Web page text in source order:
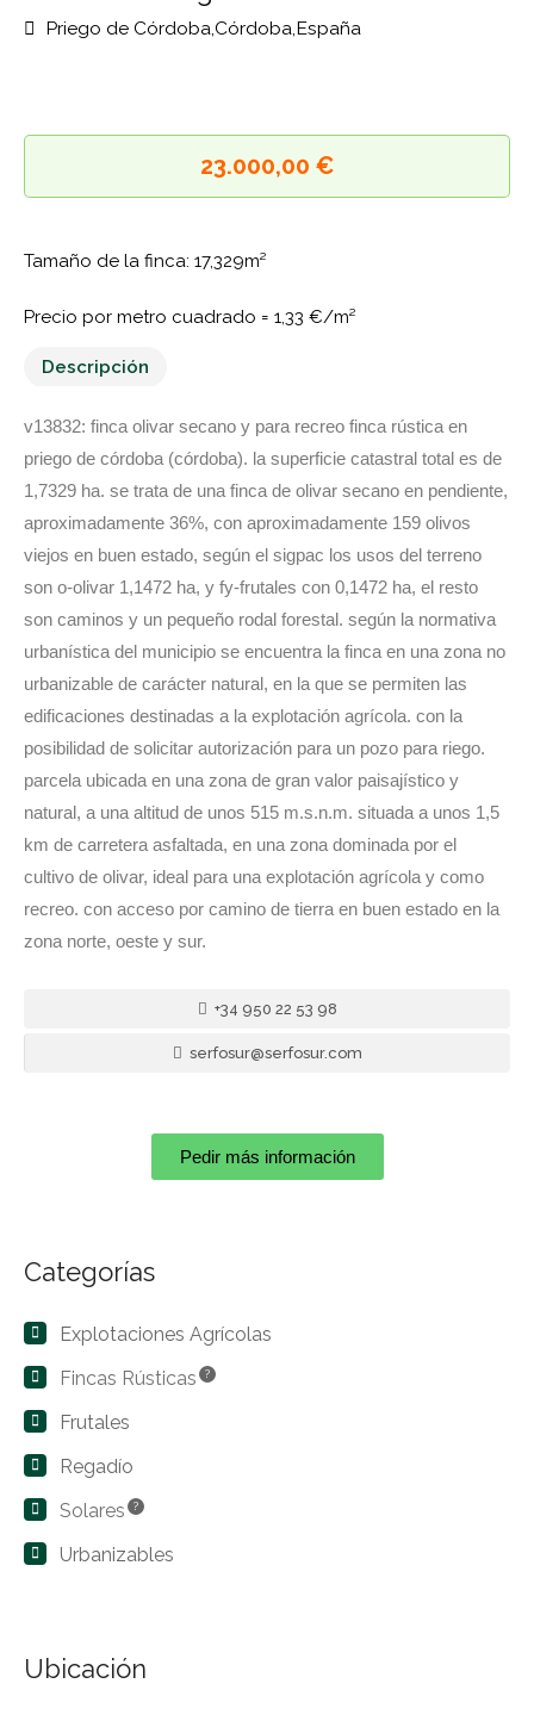
Finca rústica finca olivar secano y para
23.000,00 €
Tamaño de la finca: 17,329m²
Precio por metro cuadrado = 1,33 €/m²
Descripción
v13832: finca olivar secano y para recreo finca rústica en
priego de córdoba (córdoba). la superficie catastral total es de
1,7329 ha. se trata de una finca de olivar secano en pendiente,
aproximadamente 36%, con aproximadamente 159 olivos
viejos en buen estado, según el sigpac los usos del terreno
son o-olivar 1,1472 ha, y fy-frutales con 0,1472 ha, el resto
son caminos y un pequeño rodal forestal. según la normativa
urbanística del municipio se encuentra la finca en una zona no
urbanizable de carácter natural, en la que se permiten las
edificaciones destinadas a la explotación agrícola. con la
posibilidad de solicitar autorización para un pozo para riego.
parcela ubicada en una zona de gran valor paisajístico y
natural, a una altitud de unos 515 m.s.n.m. situada a unos 1,5
km de carretera asfaltada, en una zona dominada por el
cultivo de olivar, ideal para una explotación agrícola y como
recreo. con acceso por camino de tierra en buen estado en la
zona norte, oeste y sur.
+34 950 22 53 98
serfosur@serfosur.com
Pedir más información
Categorías
Explotaciones Agrícolas
Fincas Rústicas
?
Frutales
Regadío
Solares
?
Urbanizables
Ubicación